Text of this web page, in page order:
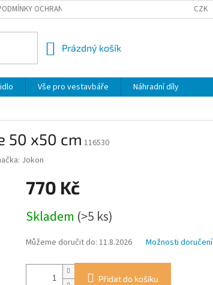
OCHRANY OSOBNÍCH ÚDAJŮ CZK
NÁKUPNÍ
Prázdný košík
Vše pro vestavbáře
Náhradní díly
50 x50 cm 116530
Jokon
770 Kč
cena:
Skladem (>5 ks)
Můžeme doručit do: 11.8.2026 Možnosti doručení
Přidat do košíku